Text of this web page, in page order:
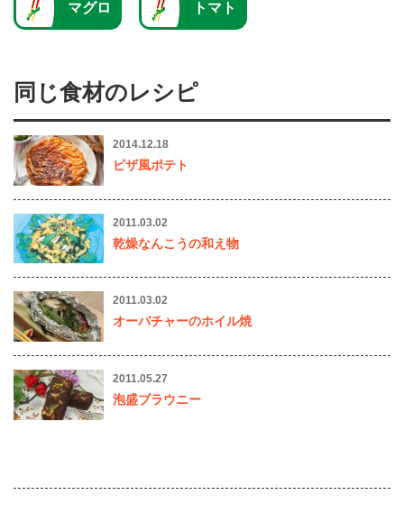
マグロ トマト
同じ食材のレシピ
2014.12.18
ピザ風ポテト
2011.03.02
乾燥なんこうの和え物
2011.03.02
オーバチャーのホイル焼
2011.05.27
泡盛ブラウニー